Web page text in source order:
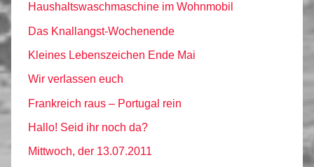
Haushaltswaschmaschine im Wohnmobil
Das Knallangst-Wochenende
Kleines Lebenszeichen Ende Mai
Wir verlassen euch
Frankreich raus – Portugal rein
Hallo! Seid ihr noch da?
Mittwoch, der 13.07.2011